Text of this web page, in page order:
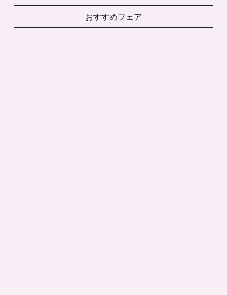
おすすめフェア